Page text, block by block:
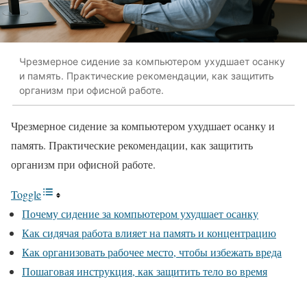
Чрезмерное сидение за компьютером ухудшает осанку
и память. Практические рекомендации, как защитить
организм при офисной работе.
Чрезмерное сидение за компьютером ухудшает осанку и
память. Практические рекомендации, как защитить
организм при офисной работе.
Toggle
Почему сидение за компьютером ухудшает осанку
Как сидячая работа влияет на память и концентрацию
Как организовать рабочее место, чтобы избежать вреда
Пошаговая инструкция, как защитить тело во время